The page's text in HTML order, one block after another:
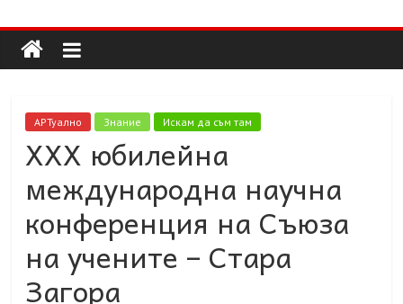
to
content
Долап
БГ
култура|
пътешествия|
мода|
събития|
кухня|
минало|
АРТуално Знание Искам да съм там
XXX юбилейна
международна научна
конференция на Съюза
на учените – Стара
Загора